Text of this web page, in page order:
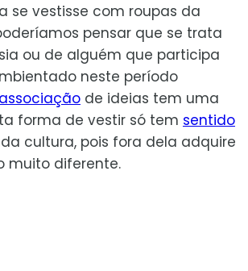
se vestisse com roupas da
pensar que se trata
ou de alguém que participa
neste período
associação de ideias tem uma
forma de vestir só tem sentido
cultura, pois fora dela adquire
muito diferente.